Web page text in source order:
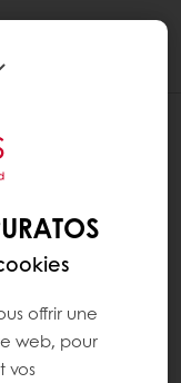
offrir une
web, pour
vos